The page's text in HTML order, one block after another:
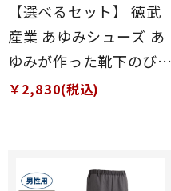
【選べるセット】 徳武
産業 あゆみシューズ あ
ゆみが作った靴下のびの
びII 両足 計2足 ブラック
￥2,830(税込)